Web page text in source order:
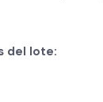
del lote: